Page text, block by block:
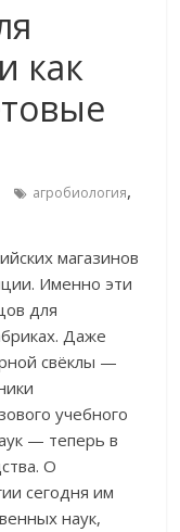
как
агробиология,
магазинов
Именно эти
для
Даже
свёклы —
учебного
— теперь в
О
сегодня им
наук,